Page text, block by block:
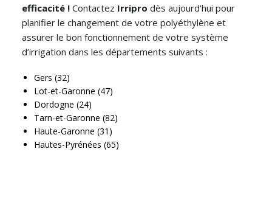
efficacité !Contactez Irripro dès aujourd'hui pour
planifier le changement de votre polyéthylène et
assurer le bon fonctionnement de votre système
d’irrigation dans les départements suivants :
Gers (32)
Lot-et-Garonne (47)
Dordogne (24)
Tarn-et-Garonne (82)
Haute-Garonne (31)
Hautes-Pyrénées (65)